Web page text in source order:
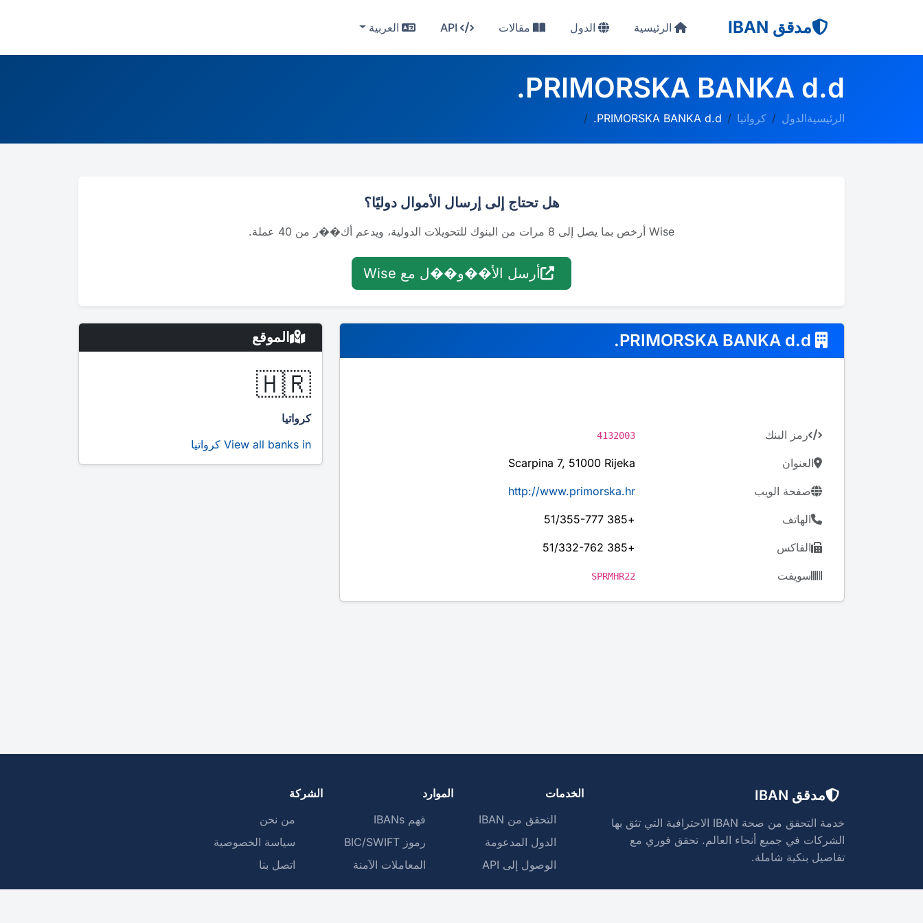
مدقق IBAN الرئيسية الدول مقالات العربية
PRIMORSKA BANKA d.d.
الرئيسيةالدول كرواتيا PRIMORSKA BANKA d.d.
هل تحتاج إلى إرسال الأموال دوليًا؟
Wise أرخص بما يصل إلى 8 مرات من البنوك للتحويلات الدولية، ويدعم أك��ر من 40 عملة.
أرسل الأ��و��ل مع Wise
رمز البنك 4132003
العنوان Scarpina 7, 51000 Rijeka
صفحة الويب http://www.primorska.hr
الهاتف +385 51/355-777
الفاكس +385 51/332-762
سويفت SPRMHR22
الموقع
🇭🇷
كرواتيا
View all banks in كرواتيا
مدقق IBAN
خدمة التحقق من صحة IBAN الاحترافية التي تثق بها
الشركات في جميع أنحاء العالم. تحقق فوري مع
تفاصيل بنكية شاملة.
الخدمات
التحقق من IBAN
الدول المدعومة
الوصول إلى API
الموارد
فهم IBANs
رموز BIC/SWIFT
المعاملات الآمنة
الشركة
من نحن
سياسة الخصوصية
اتصل بنا